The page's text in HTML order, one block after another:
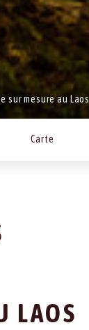
sur mesure au Laos
Carte
LAOS